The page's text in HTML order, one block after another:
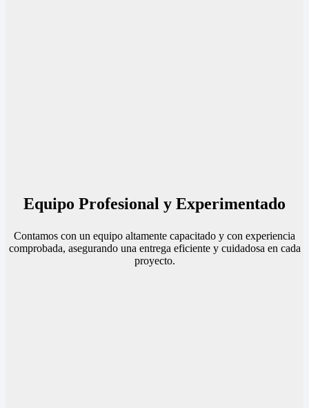
Equipo Profesional y Experimentado
Contamos con un equipo altamente capacitado y con experiencia
comprobada, asegurando una entrega eficiente y cuidadosa en cada
proyecto.